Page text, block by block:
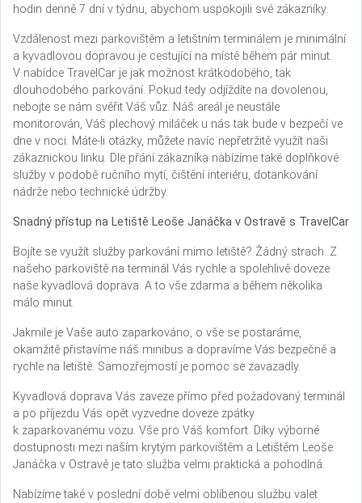
hodin denně 7 dní v týdnu, abychom uspokojili své zákazníky.
Vzdálenost mezi parkovištěm a letištním terminálem je minimální
a kyvadlovou dopravou je cestující na místě během pár minut.
V nabídce TravelCar je jak možnost krátkodobého, tak
dlouhodobého parkování. Pokud tedy odjíždíte na dovolenou,
nebojte se nám svěřit Váš vůz. Náš areál je neustále
monitorován, Váš plechový miláček u nás tak bude v bezpečí ve
dne v noci. Máte-li otázky, můžete navíc nepřetržitě využít naši
zákaznickou linku. Dle přání zákazníka nabízíme také doplňkové
služby v podobě ručního mytí, čištění interiéru, dotankování
nádrže nebo technické údržby.
Snadný přístup na Letiště Leoše Janáčka v Ostravě s TravelCar
Bojíte se využít služby parkování mimo letiště? Žádný strach. Z
našeho parkoviště na terminál Vás rychle a spolehlivě doveze
naše kyvadlová doprava. A to vše zdarma a během několika
málo minut.
Jakmile je Vaše auto zaparkováno, o vše se postaráme,
okamžitě přistavíme náš minibus a dopravíme Vás bezpečně a
rychle na letiště. Samozřejmostí je pomoc se zavazadly.
Kyvadlová doprava Vás zaveze přímo před požadovaný terminál
a po příjezdu Vás opět vyzvedne doveze zpátky
k zaparkovanému vozu. Vše pro Váš komfort. Díky výborné
dostupnosti mezi naším krytým parkovištěm a Letištěm Leoše
Janáčka v Ostravě je tato služba velmi praktická a pohodlná.
Nabízíme také v poslední době velmi oblíbenou službu valet